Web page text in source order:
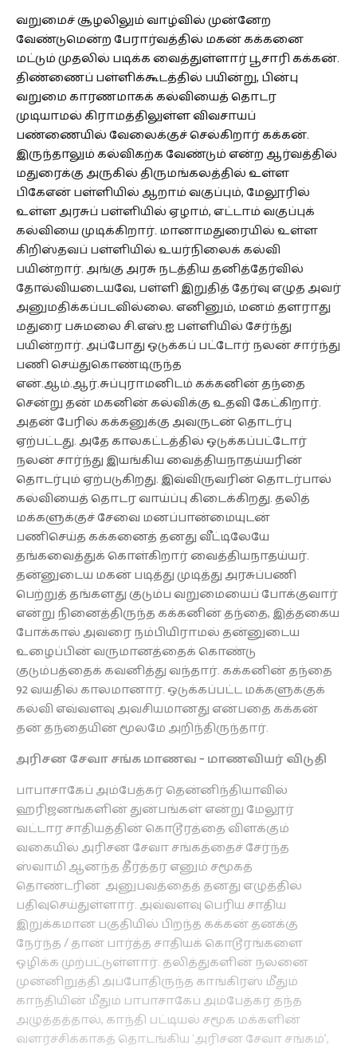
வறுமைச் சூழலிலும் வாழ்வில் முன்னேற
வேண்டுமென்ற பேரார்வத்தில் மகன் கக்கனை
மட்டும் முதலில் படிக்க வைத்துள்ளார் பூசாரி கக்கன்.
திண்ணைப் பள்ளிக்கூடத்தில் பயின்று, பின்பு
வறுமை காரணமாகக் கல்வியைத் தொடர
முடியாமல் கிராமத்திலுள்ள விவசாயப்
பண்ணையில் வேலைக்குச் செல்கிறார் கக்கன்.
இருந்தாலும் கல்விகற்க வேண்டும் என்ற ஆர்வத்தில்
மதுரைக்கு அருகில் திருமங்கலத்தில் உள்ள
பிகேஎன் பள்ளியில் ஆறாம் வகுப்பும், மேலூரில்
உள்ள அரசுப் பள்ளியில் ஏழாம், எட்டாம் வகுப்புக்
கல்வியை முடிக்கிறார். மானாமதுரையில் உள்ள
கிறிஸ்தவப் பள்ளியில் உயர்நிலைக் கல்வி
பயின்றார். அங்கு அரசு நடத்திய தனித்தேர்வில்
தோல்வியடையவே, பள்ளி இறுதித் தேர்வு எழுத அவர்
அனுமதிக்கப்படவில்லை. எனினும், மனம் தளராது
மதுரை பசுமலை சி.எஸ்.ஐ பள்ளியில் சேர்ந்து
பயின்றார். அப்போது ஒடுக்கப் பட்டோர் நலன் சார்ந்து
பணி செய்துகொண்டிருந்த
என்.ஆம்.ஆர்.சுப்புராமனிடம் கக்கனின் தந்தை
சென்று தன் மகனின் கல்விக்கு உதவி கேட்கிறார்.
அதன் பேரில் கக்கனுக்கு அவருடன் தொடர்பு
ஏற்பட்டது. அதே காலகட்டத்தில் ஒடுக்கப்பட்டோர்
நலன் சார்ந்து இயங்கிய வைத்தியநாதய்யரின்
தொடர்பும் ஏற்படுகிறது. இவ்விருவரின் தொடர்பால்
கல்வியைத் தொடர வாய்ப்பு கிடைக்கிறது. தலித்
மக்களுக்குச் சேவை மனப்பான்மையுடன்
பணிசெய்த கக்கனைத் தனது வீட்டிலேயே
தங்கவைத்துக் கொள்கிறார் வைத்தியநாதய்யர்.
தன்னுடைய மகன் படித்து முடித்து அரசுப்பணி
பெற்றுத் தங்களது குடும்ப வறுமையைப் போக்குவார்
என்று நினைத்திருந்த கக்கனின் தந்தை, இத்தகைய
போக்கால் அவரை நம்பியிராமல் தன்னுடைய
உழைப்பின் வருமானத்தைக் கொண்டு
குடும்பத்தைக் கவனித்து வந்தார். கக்கனின் தந்தை
92 வயதில் காலமானார். ஒடுக்கப்பட்ட மக்களுக்குக்
கல்வி எவ்வளவு அவசியமானது என்பதை கக்கன்
தன் தந்தையின் மூலமே அறிந்திருந்தார்.
அரிசன சேவா சங்க மாணவ – மாணவியர் விடுதி
பாபாசாகேப் அம்பேத்கர் தென்னிந்தியாவில்
ஹரிஜனங்களின் துன்பங்கள் என்று மேலூர்
வட்டார சாதியத்தின் கொடூரத்தை விளக்கும்
வகையில் அரிசன சேவா சங்கத்தைச் சேர்ந்த
ஸ்வாமி ஆனந்த தீர்த்தர் எனும் சமூகத்
தொண்டரின் அனுபவத்தைத் தனது எழுத்தில்
பதிவுசெய்துள்ளார். அவ்வளவு பெரிய சாதிய
இறுக்கமான பகுதியில் பிறந்த கக்கன் தனக்கு
நேர்ந்த / தான் பார்த்த சாதியக் கொடூரங்களை
ஒழிக்க முற்பட்டுள்ளார். தலித்துகளின் நலனை
முன்னிறுத்தி அப்போதிருந்த காங்கிரஸ் மீதும்
காந்தியின் மீதும் பாபாசாகேப் அம்பேத்கர் தந்த
அழுத்தத்தால், காந்தி பட்டியல் சமூக மக்களின்
வளர்ச்சிக்காகத் தொடங்கிய ‘அரிசன சேவா சங்கம்’,